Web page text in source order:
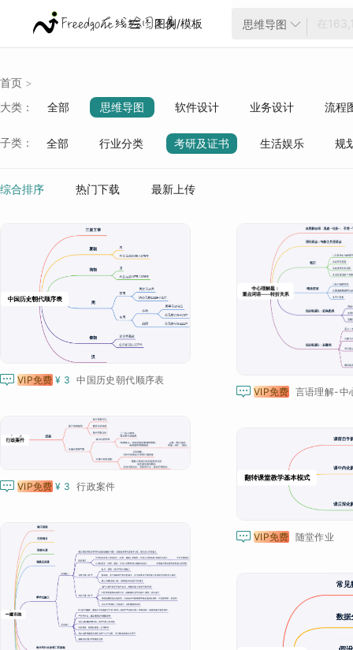
 图例/模板 思维导图 
首页 >
大类： 全部 思维导图 软件设计 业务设计
流程
ER模型
子类： 全部 行业分类 考研及证书 生活娱乐 规
综合排序 热门下载 最新上传
 VIP免费 ¥ 3 中国历史朝代顺序表
 VIP免费
 VIP免费 ¥ 3 行政案件
 VIP免费 随堂作业